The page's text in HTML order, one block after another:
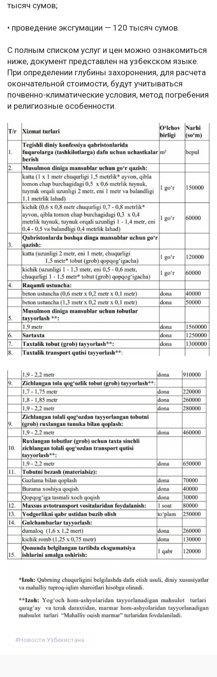
тысяч сумов;
• проведение эксгумации — 120 тысяч сумов.
С полным списком услуг и цен можно ознакомиться
ниже, документ представлен на узбекском языке.
При определении глубины захоронения, для расчета
окончательной стоимости, будут учитываться
почвенно-климатические условия, метод погребения
и религиозные особенности.
Новости Узбекистана